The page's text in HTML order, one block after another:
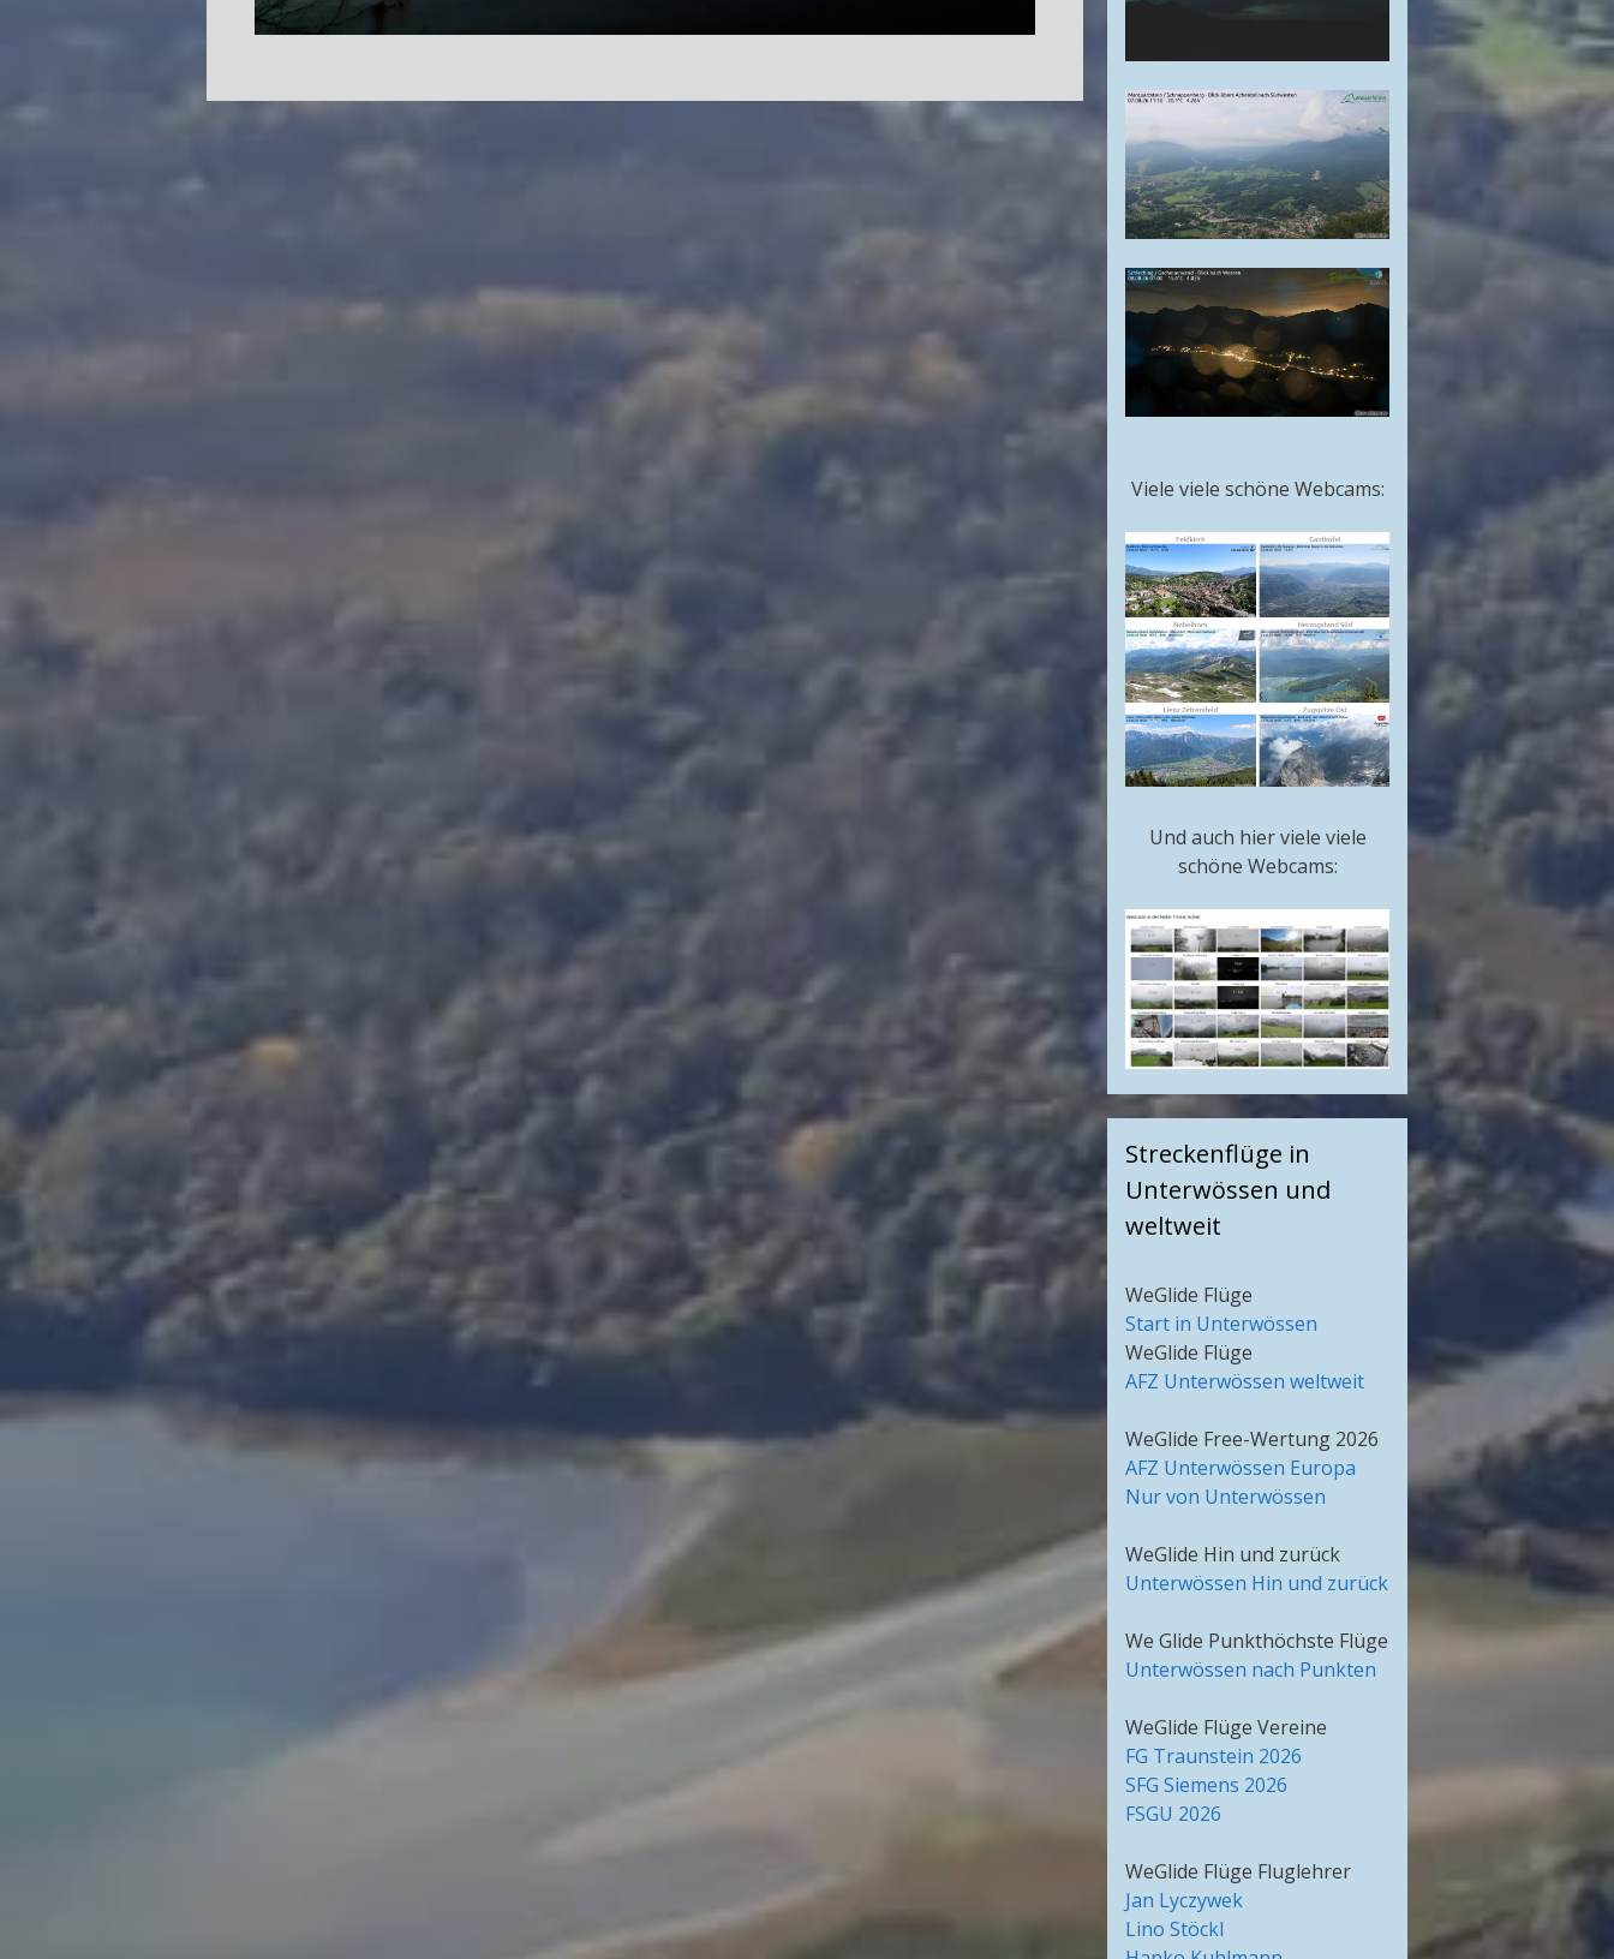
Viele viele schöne Webcams:
Und auch hier viele viele
schöne Webcams:
Streckenflüge in
Unterwössen und
weltweit
WeGlide Flüge
Start in Unterwössen
WeGlide Flüge
AFZ Unterwössen weltweit
WeGlide Free-Wertung 2026
AFZ Unterwössen Europa
Nur von Unterwössen
WeGlide Hin und zurück
Unterwössen Hin und zurück
We Glide Punkthöchste Flüge
Unterwössen nach Punkten
WeGlide Flüge Vereine
FG Traunstein 2026
SFG Siemens 2026
FSGU 2026
WeGlide Flüge Fluglehrer
Jan Lyczywek
Lino Stöckl